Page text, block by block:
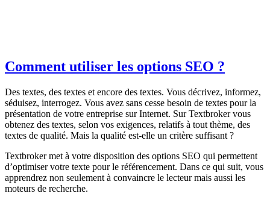
Comment utiliser les options SEO ?
Des textes, des textes et encore des textes. Vous décrivez, informez,
séduisez, interrogez. Vous avez sans cesse besoin de textes pour la
présentation de votre entreprise sur Internet. Sur Textbroker vous
obtenez des textes, selon vos exigences, relatifs à tout thème, des
textes de qualité. Mais la qualité est-elle un critère suffisant ?
Textbroker met à votre disposition des options SEO qui permettent
d’optimiser votre texte pour le référencement. Dans ce qui suit, vous
apprendrez non seulement à convaincre le lecteur mais aussi les
moteurs de recherche.